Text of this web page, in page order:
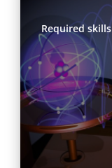
Required skills